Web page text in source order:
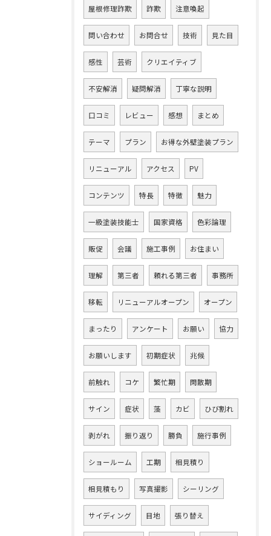
屋根修理詐欺 詐欺 注意喚起
問い合わせ お問合せ 技術 見た目
感性 芸術 クリエイティブ
不安解消 疑問解消 丁寧な説明
口コミ レビュー 感想 まとめ
テーマ プラン お得な外壁塗装プラン
リニューアル アクセス PV
コンテンツ 特長 特徴 魅力
一級塗装技能士 国家資格 色彩論理
販促 会議 施工事例 お住まい
理解 第三者 頼れる第三者 事務所
移転 リニューアルオープン オープン
まったり アンケート お願い 協力
お願いします 初期症状 兆候
前触れ コケ 繁忙期 閑散期
サイン 症状 藻 カビ ひび割れ
剥がれ 振り返り 勝負 施行事例
ショールーム 工期 相見積り
相見積もり 写真撮影 シーリング
サイディング 目地 張り替え